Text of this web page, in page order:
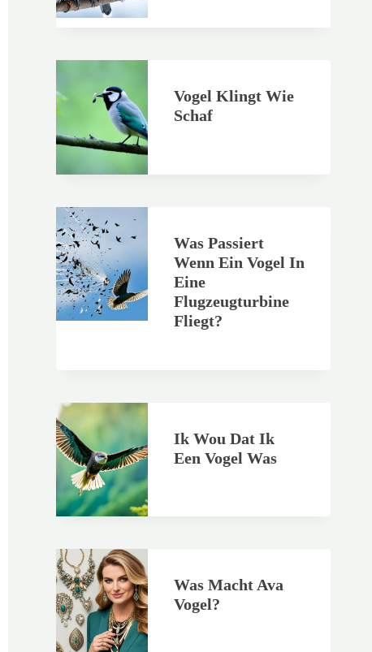
Vogel Klingt Wie
Schaf
Was Passiert
Wenn Ein Vogel In
Eine
Flugzeugturbine
Fliegt?
Ik Wou Dat Ik
Een Vogel Was
Was Macht Ava
Vogel?